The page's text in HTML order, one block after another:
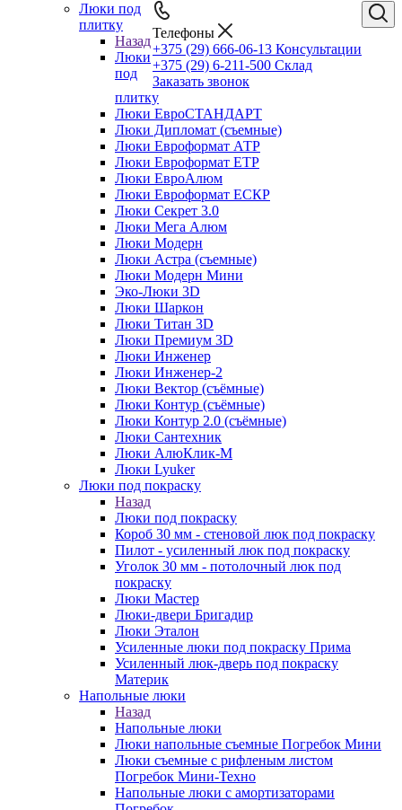
Телефоны
+375 (29) 666-06-13 Консультации
+375 (29) 6-211-500 Склад
Заказать звонок
Люки под
плитку
Назад
Люки
под
плитку
Люки ЕвроСТАНДАРТ
Люки Дипломат (съемные)
Люки Евроформат АТР
Люки Евроформат ЕТР
Люки ЕвроАлюм
Люки Евроформат ЕСКР
Люки Секрет 3.0
Люки Мега Алюм
Люки Модерн
Люки Астра (съемные)
Люки Модерн Мини
Эко-Люки 3D
Люки Шаркон
Люки Титан 3D
Люки Премиум 3D
Люки Инженер
Люки Инженер-2
Люки Вектор (съёмные)
Люки Контур (съёмные)
Люки Контур 2.0 (съёмные)
Люки Сантехник
Люки АлюКлик-М
Люки Lyuker
Люки под покраску
Назад
Люки под покраску
Короб 30 мм - стеновой люк под покраску
Пилот - усиленный люк под покраску
Уголок 30 мм - потолочный люк под
покраску
Люки Мастер
Люки-двери Бригадир
Люки Эталон
Усиленные люки под покраску Прима
Усиленный люк-дверь под покраску
Материк
Напольные люки
Назад
Напольные люки
Люки напольные съемные Погребок Мини
Люки съемные с рифленым листом
Погребок Мини-Техно
Напольные люки с амортизаторами